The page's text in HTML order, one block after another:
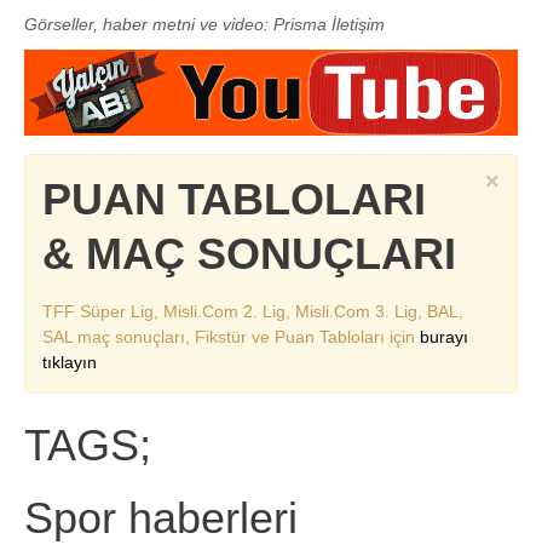
Görseller, haber metni ve video: Prisma İletişim
×
PUAN TABLOLARI
& MAÇ SONUÇLARI
TFF Süper Lig, Misli.Com 2. Lig, Misli.Com 3. Lig, BAL,
SAL maç sonuçları, Fikstür ve Puan Tabloları için burayı
tıklayın
TAGS;
Spor haberleri